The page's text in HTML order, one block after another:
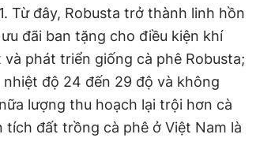
Từ đây, Robusta trở thành linh hồn
đãi ban tặng cho điều kiện khí
phát triển giống cà phê Robusta;
độ 24 đến 29 độ và không
lượng thu hoạch lại trội hơn cà
tích đất trồng cà phê ở Việt Nam là